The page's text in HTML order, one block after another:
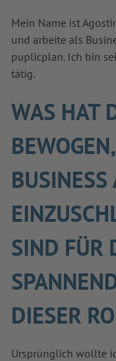
Mein Name ist
und arbeite als
puplicplan. Ich bin
tätig.
WAS HAT
BUSINESS
SIND FÜR
DIESER
Ursprünglich wollte